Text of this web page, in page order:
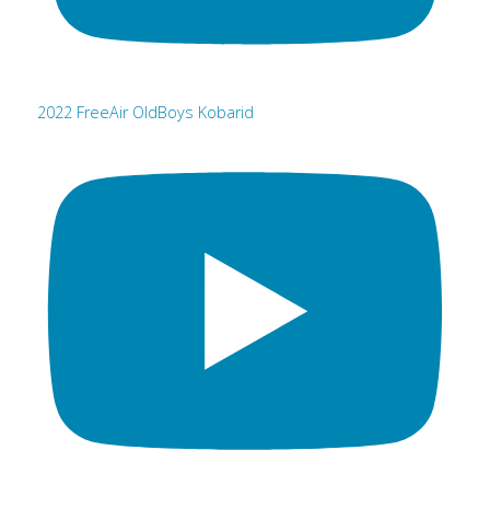
2022 FreeAir OldBoys Kobarid